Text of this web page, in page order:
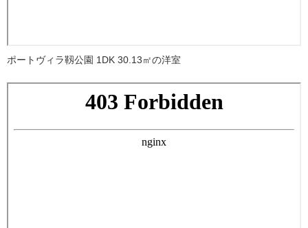
ポートヴィラ靱公園 1DK 30.13㎡の洋室